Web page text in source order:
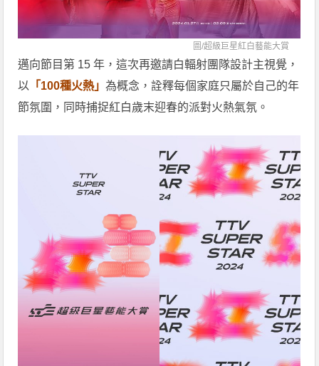
圖/超級巨星紅白藝能大賞
邁向節目第 15 年，這次再邀請白輻射團隊設計主視覺，
以 「100種火熱」為概念，詮釋每個家庭只屬於自己的年
節氛圍，同時捕捉紅白歲末迎春的派對火熱氣氛。